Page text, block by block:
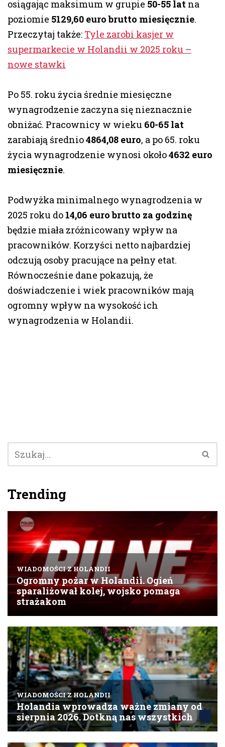
osiągając maksimum w grupie 50-55 lat na
poziomie 5129,60 euro brutto miesięcznie.
Przeczytaj także: Tyle zarobi kasjer w
supermarkecie w Holandii w 2025 roku –
nowe stawki
Po 55. roku życia średnie miesięczne
wynagrodzenie zaczyna się nieznacznie
obniżać. Pracownicy w wieku 60-65 lat
zarabiają średnio4864,08 euro, a po 65. roku
życia wynagrodzenie wynosi około4632 euro
miesięcznie.
Podwyżka minimalnego wynagrodzenia w
2025 roku do 14,06 euro brutto za godzinę
będzie miała zróżnicowany wpływ na
pracowników. Korzyści netto najbardziej
odczują osoby pracujące na pełny etat.
Równocześnie dane pokazują, że
doświadczenie i wiek pracowników mają
ogromny wpływ na wysokość ich
wynagrodzenia w Holandii.
Trending